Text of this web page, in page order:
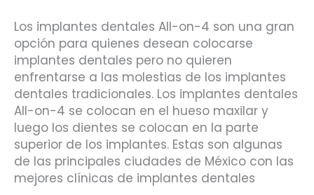
Los implantes dentales All-on-4 son una gran
opción para quienes desean colocarse
implantes dentales pero no quieren
enfrentarse a las molestias de los implantes
dentales tradicionales. Los implantes dentales
All-on-4 se colocan en el hueso maxilar y
luego los dientes se colocan en la parte
superior de los implantes. Estas son algunas
de las principales ciudades de México con las
mejores clínicas de implantes dentales